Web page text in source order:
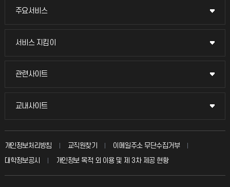
주요서비스
주요서비스
교무회의방송
입학안내
서비스 지킴이
서비스 지킴이
묻고 답하기
칭찬마당
학생서비스 지킴이
관련사이트
관련사이트
국방헬프콜
교내사이트
교내사이트
교수회
교육혁신본부
개인정보처리방침 교직원찾기
이메일주소 무단수집거부
대학정보공시
개인정보 목적 외 이용 및 제 3차 제공 현황